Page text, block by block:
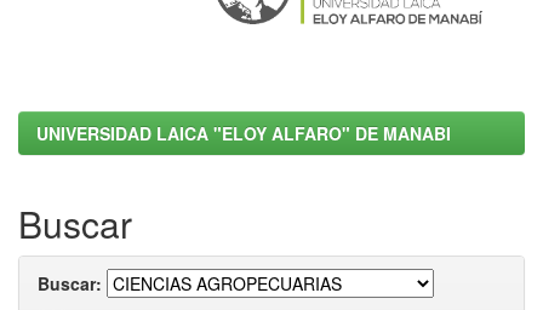
UNIVERSIDAD LAICA "ELOY ALFARO" DE MANABI
Buscar
Buscar: